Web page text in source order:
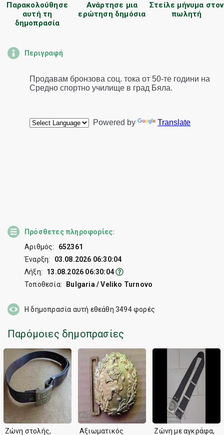
Παρακολούθησε
αυτή τη
δημοπρασία
Ανάρτησε μια
ερώτηση δημόσια
Στείλε μήνυμα στον
πωλητή
Περιγραφή
Πρόσθετες πληροφορίες:
Αριθμός:
652361
Έναρξη:
03.08.2026 06:30:04
Λήξη:
13.08.2026 06:30:04
Τοποθεσία:
Bulgaria / Veliko Turnovo
Η δημοπρασία αυτή εθεάθη 3494φορές
Παρόμοιες δημοπρασίες
Ζώνη στολής,
Αξιωματικός
Ζώνη με αγκράφα,